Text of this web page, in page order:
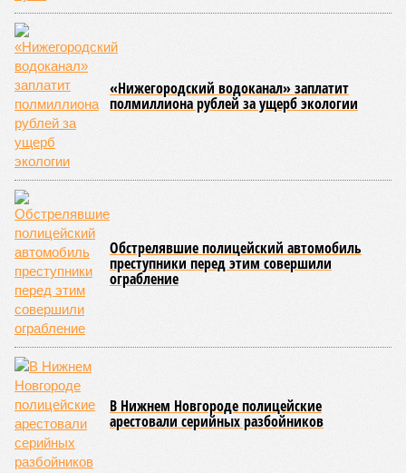
«Нижегородский водоканал» заплатит
полмиллиона рублей за ущерб экологии
Обстрелявшие полицейский автомобиль
преступники перед этим совершили
ограбление
В Нижнем Новгороде полицейские
арестовали серийных разбойников